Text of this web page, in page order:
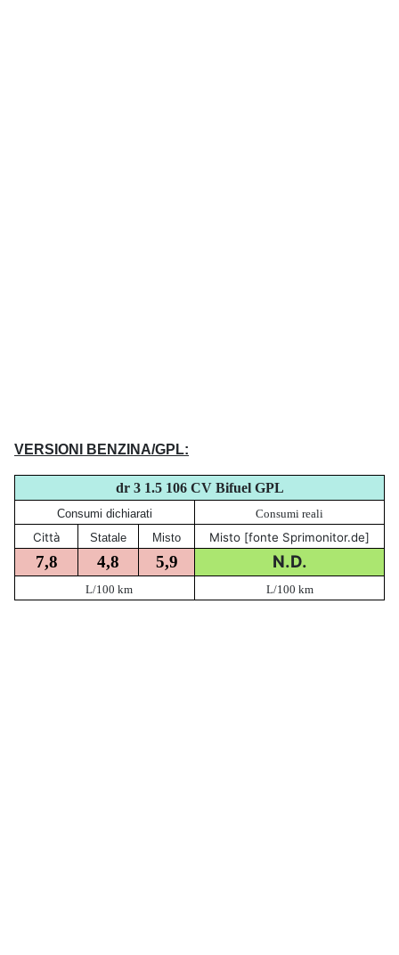
VERSIONI BENZINA/GPL:
dr 3 1.5 106 CV Bifuel GPL
Consumi dichiarati Consumi reali
Città Statale Misto Misto [fonte Sprimonitor.de]
7,8 4,8 5,9 N.D.
L/100 km L/100 km